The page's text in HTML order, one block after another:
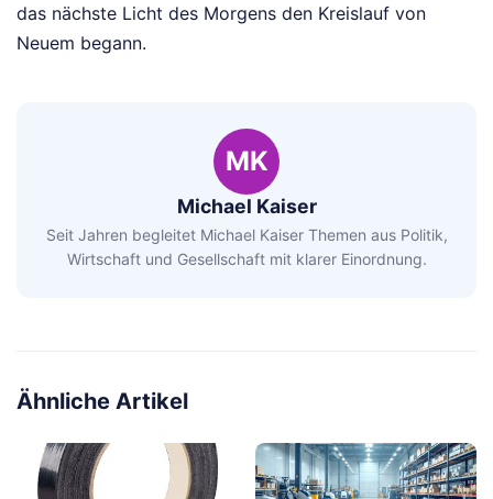
das nächste Licht des Morgens den Kreislauf von
Neuem begann.
MK
Michael Kaiser
Seit Jahren begleitet Michael Kaiser Themen aus Politik,
Wirtschaft und Gesellschaft mit klarer Einordnung.
Ähnliche Artikel